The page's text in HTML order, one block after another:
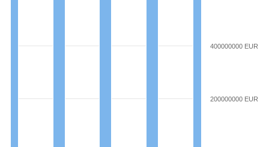
200000000 EUR
400000000 EUR